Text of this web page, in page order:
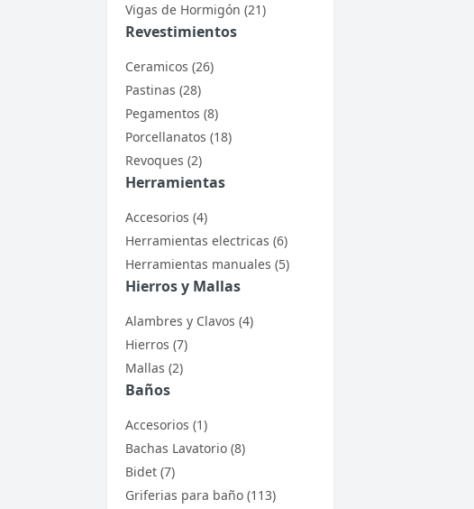
Vigas de Hormigón (21)
Revestimientos
Ceramicos (26)
Pastinas (28)
Pegamentos (8)
Porcellanatos (18)
Revoques (2)
Herramientas
Accesorios (4)
Herramientas electricas (6)
Herramientas manuales (5)
Hierros y Mallas
Alambres y Clavos (4)
Hierros (7)
Mallas (2)
Baños
Accesorios (1)
Bachas Lavatorio (8)
Bidet (7)
Griferias para baño (113)